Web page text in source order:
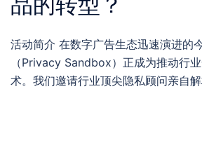
活动简介 在数字广告生态迅速演进的
（Privacy Sandbox）正成为推动行
术。我们邀请行业顶尖隐私顾问亲自